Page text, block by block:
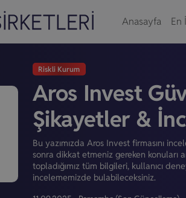
Anasayfa En
Riskli Kurum
Aros Invest
Şikayetler &
Bu yazımızda Aros Invest firmasını
sonra dikkat etmeniz gereken konuları
topladığımız tüm bilgileri, kullanıcı
incelememizde bulabileceksiniz.